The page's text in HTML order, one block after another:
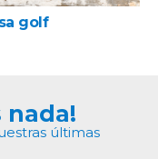
golf
nada!
últimas